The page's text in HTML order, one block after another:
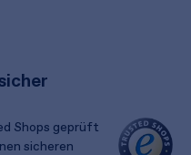
Shops geprüft
sicheren